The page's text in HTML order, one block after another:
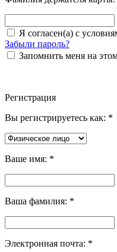
Я согласен(а) с
Забыли пароль?
Запомнить меня на
Регистрация
Вы регистрируетесь как: *
Ваше имя: *
Ваша фамилия: *
Электронная почта: *